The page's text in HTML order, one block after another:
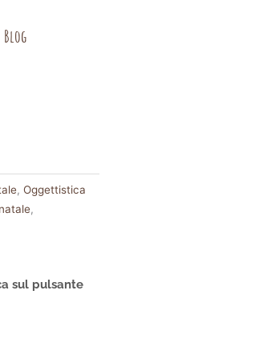
Blog
,Oggettistica
,
sul pulsante